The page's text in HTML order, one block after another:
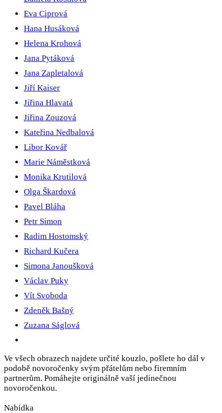
Eva Ciprová
Hana Husáková
Helena Krohová
Jana Pytáková
Jana Zapletalová
Jiří Kaiser
Jiřina Hlavatá
Jiřina Zouzová
Kateřina Nedbalová
Libor Kovář
Marie Náměstková
Monika Krutilová
Olga Škardová
Pavel Bláha
Petr Simon
Radim Hostomský
Richard Kučera
Simona Janoušková
Václav Puky
Vít Svoboda
Zdeněk Bašný
Zuzana Ságlová
Ve všech obrazech najdete určité kouzlo, pošlete ho dál v
podobě novoročenky svým přátelům nebo firemním
partnerům. Pomáhejte originálně vaší jedinečnou
novoročenkou.
Nabídka